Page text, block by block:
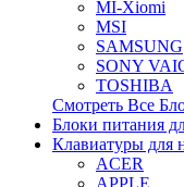
MI-Xiomi
MSI
SAMSUNG
SONY
TOSHIBA
Смотреть Все
Блоки питания
Клавиатуры для
ACER
APPLE